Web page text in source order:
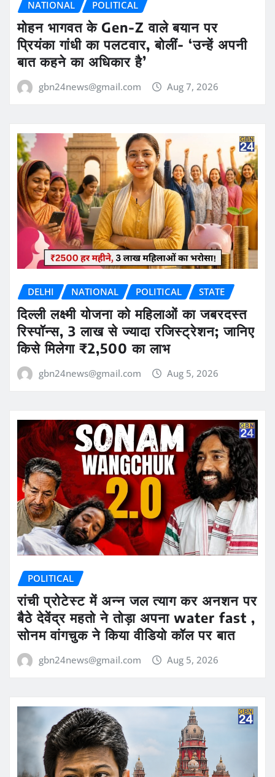
NATIONAL POLITICAL
मोहन भागवत के Gen-Z वाले बयान पर
प्रियंका गांधी का पलटवार, बोलीं- ‘उन्हें अपनी
बात कहने का अधिकार है’
gbn24news@gmail.com Aug 7, 2026
DELHI NATIONAL POLITICAL STATE
दिल्ली लक्ष्मी योजना को महिलाओं का जबरदस्त
रिस्पॉन्स, 3 लाख से ज्यादा रजिस्ट्रेशन; जानिए
किसे मिलेगा ₹2,500 का लाभ
gbn24news@gmail.com Aug 5, 2026
POLITICAL
रांची प्रोटेस्ट में अन्न जल त्याग कर अनशन पर
बैठे देवेंद्र महतो ने तोड़ा अपना water fast ,
सोनम वांगचुक ने किया वीडियो कॉल पर बात
gbn24news@gmail.com Aug 5, 2026